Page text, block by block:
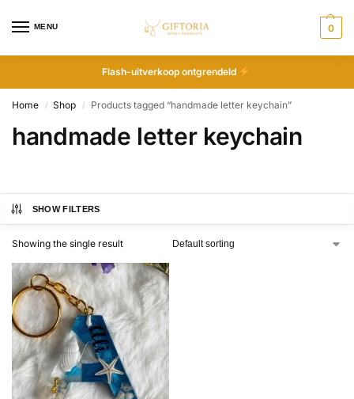
MENU 0
Flash-uitverkoop ontgrendeld
Home / Shop / Products tagged “handmade letter keychain”
handmade letter keychain
SHOW FILTERS
Showing the single result